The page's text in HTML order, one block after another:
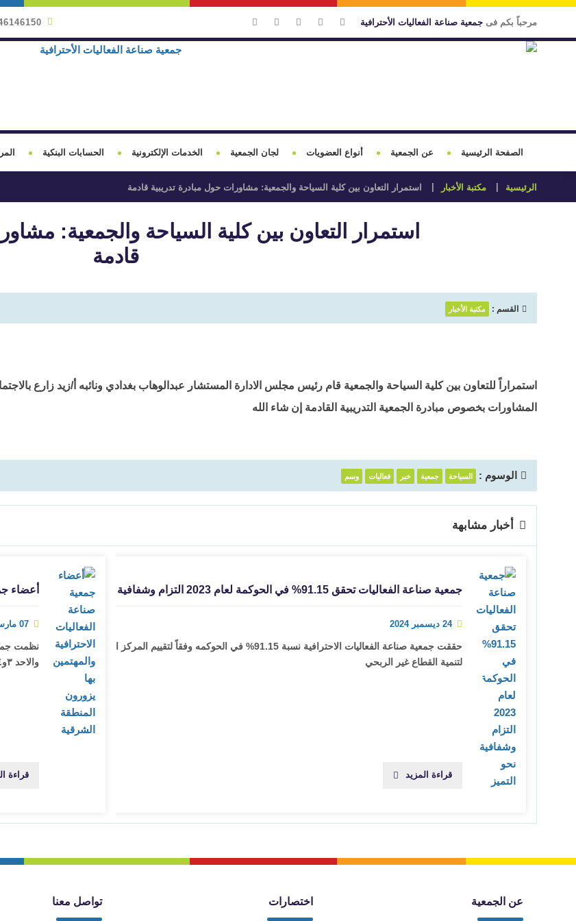
مرحباً بكم فى جمعية صناعة الفعاليات الأحترافية
الصفحة الرئيسية عن الجمعية أنواع العضويات لجان الجمعية الخدمات الإلكترونية الحسابات البنكية
الرئيسية مكتبة الأخبار استمرار التعاون بين كلية السياحة والجمعية: مشاورات حول مبادرة تدريبية قادمة
استمرار التعاون بين كلية السياحة والجمعية:
قادمة
القسم : مكتبة الأخبار
استمراراً للتعاون بين كلية السياحة والجمعية قام رئيس مجلس الادارة المستشار عبدالوهاب بغدادي ونائبه أ/زيد زارع
المشاورات بخصوص مبادرة الجمعية التدريبية القادمة إن شاء الله
الوسوم : السياحة جمعية خبر فعاليات وسم
أخبار مشابهة
جمعية صناعة الفعاليات تحقق 91.15% في الحوكمة لعام 2023 التزام وشفافية نحو التميز
24 ديسمبر 2024
حققت جمعية صناعة الفعاليات الاحترافية نسبة 91.15% في الحوكمه وفقاً لتقييم المركز الوطني
لتنمية القطاع غير الربحي
قراءة المزيد
أعضاء
07 مارس 2024
نظمت
والاحد ٣و٤ فبراير ٢٠٢٤
قراءة
عن الجمعية اختصارات تواصل معنا